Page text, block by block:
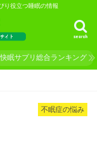
り役立つ睡眠の情報
search
快眠サプリ総合ランキング
不眠症の悩み